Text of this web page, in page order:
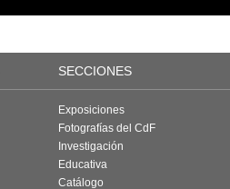
SECCIONES
Exposiciones
Fotografías del CdF
Investigación
Educativa
Catálogo